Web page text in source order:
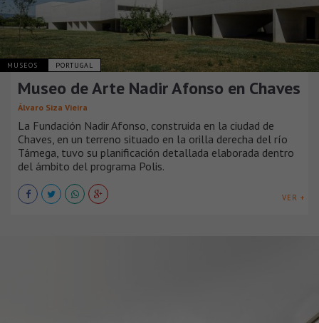
MUSEOS PORTUGAL
Museo de Arte Nadir Afonso en Chaves
Álvaro Siza Vieira
La Fundación Nadir Afonso, construida en la ciudad de
Chaves, en un terreno situado en la orilla derecha del río
Támega, tuvo su planificación detallada elaborada dentro
del ámbito del programa Polis.
VER +